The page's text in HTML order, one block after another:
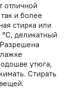
отличной
и более
стирка или
деликатный
утюга,
Стирать